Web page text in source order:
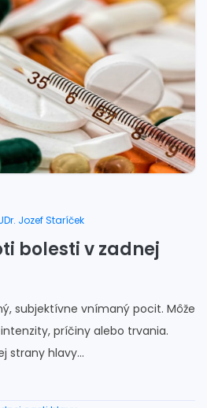
#ako odstrániť bolesť hlavy
#najlepsi liek na bolest hlavy
hlavy liecba
na bolesť hlavy
Jozef Staríček
bolesti v zadnej
subjektívne vnímaný pocit. Môže
príčiny alebo trvania.
strany hlavy...